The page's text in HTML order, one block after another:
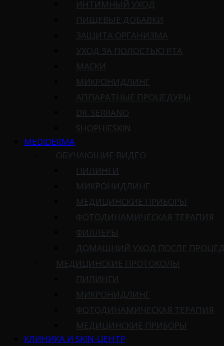
ИНТИМНЫЙ УХОД
ПИЩЕВЫЕ ДОБАВКИ
ЗАЩИТА ОРГАНИЗМА
УХОД ЗА ПОЛОСТЬЮ РТА
МАСКИ
МИКРОНИДЛИНГ
АППАРАТНЫЕ ПРОЦЕДУРЫ
DR. SERRANO
SHOPHIESKIN
MEDIDERMA
ОБУЧАЮЩИЕ ВИДЕО
ПИЛИНГИ
МИКРОНИДЛИНГ
МЕДИЦИНСКИЕ ПРИБОРЫ
ФОТОДИНАМИЧЕСКАЯ ТЕРАПИЯ
ФИЛЛЕРЫ
ДОМАШНИЙ УХОД ПОСЛЕ
МЕДИЦИНСКИЕ ПРОТОКОЛЫ
ПИЛИНГИ
МИКРОНИДЛИНГ
ФОТОДИНАМИЧЕСКАЯ ТЕРАПИЯ
МЕДИЦИНСКИЕ ПРИБОРЫ
КЛИНИКА И SKIN-ЦЕНТР